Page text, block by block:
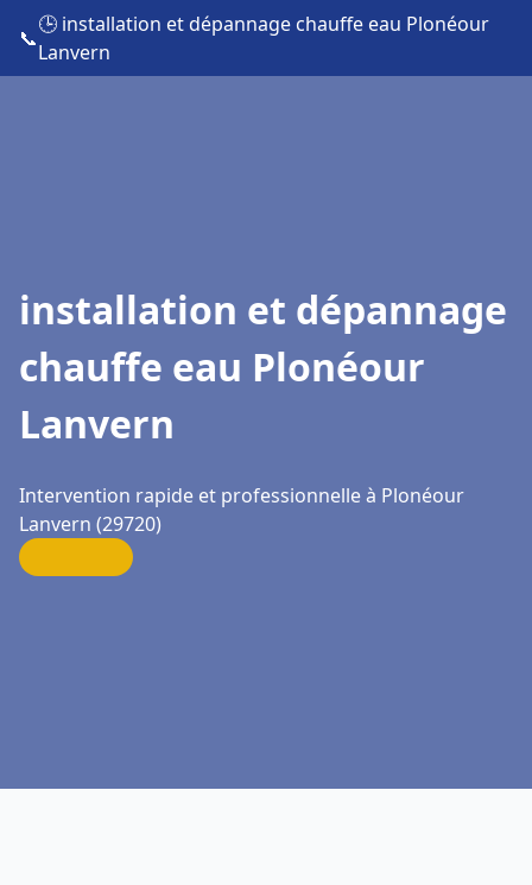
📞
🕒 installation et dépannage chauffe eau Plonéour
Lanvern
installation et dépannage
chauffe eau Plonéour
Lanvern
Intervention rapide et professionnelle à Plonéour
Lanvern (29720)